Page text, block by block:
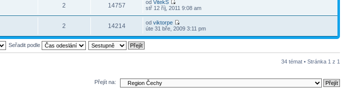
2 14757 odVitekS
stř 12 říj, 2011 9:08 am
2 14214 odviktorpe
úte 31 bře, 2009 3:11 pm
Seřadit podle
34 témat • Stránka 1 z 1
Přejít na: